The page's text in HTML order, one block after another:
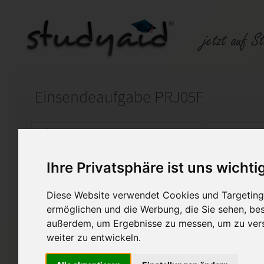
Ihre Privatsphäre ist uns
Diese Website verwendet Cookies und
ermöglichen und die Werbung, die Sie sehen,
außerdem, um Ergebnisse zu messen, um zu
weiter zu entwickeln.
Einsendeaufgabe PRJ05F
Auf StudyAid.de verkaufen
Startseite Management
Fallstudienheft
ESA für die Fallstudie PRJ05F -
Projektmanagement